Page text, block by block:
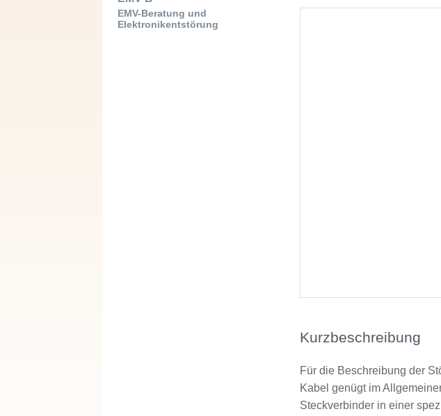
EMV-Beratung und
Elektronikentstörung
Kurzbeschreibung
Für die Beschreibung der
Kabel genügt im
Steckverbinder in einer